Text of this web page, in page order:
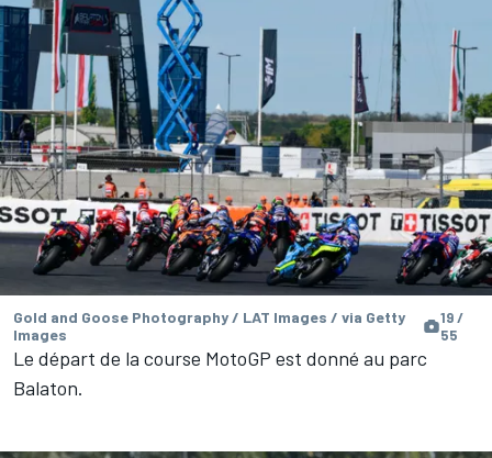
Gold and Goose Photography / LAT Images / via Getty
Images
19 /
55
Le départ de la course MotoGP est donné au parc
Balaton.